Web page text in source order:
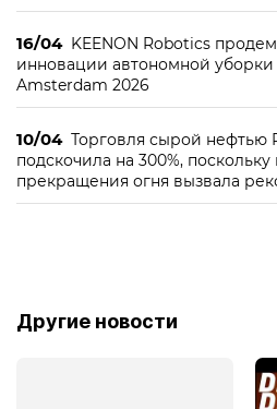
16/04 KEENON Robotics
инновации автономной уборки
Amsterdam 2026
10/04 Торговля сырой нефтью
подскочила на 300%,
прекращения огня вызвала
Другие новости